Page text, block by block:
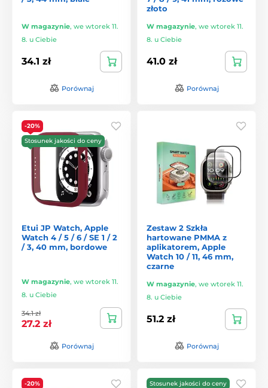
W magazynie, we wtorek 11.
8. u Ciebie
34.1 zł
Porównaj
złoto
W magazynie, we wtorek 11.
8. u Ciebie
41.0 zł
Porównaj
-20%
Stosunek jakości do ceny
Etui JP Watch, Apple
Watch 4 / 5 / 6 / SE 1 / 2
/ 3, 40 mm, bordowe
W magazynie, we wtorek 11.
8. u Ciebie
34.1 zł
27.2 zł
Porównaj
Zestaw 2 Szkła
hartowane PMMA z
aplikatorem, Apple
Watch 10 / 11, 46 mm,
czarne
W magazynie, we wtorek 11.
8. u Ciebie
51.2 zł
Porównaj
-20%
Stosunek jakości do ceny